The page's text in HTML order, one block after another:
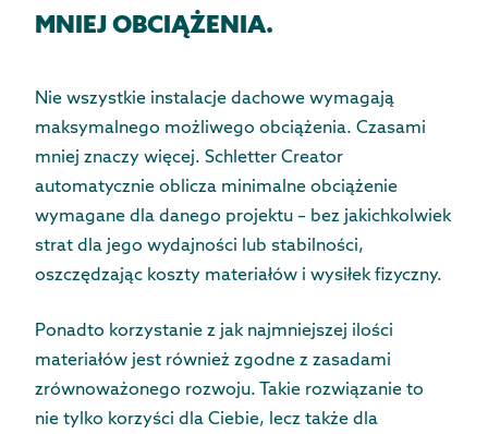
MNIEJ OBCIĄŻENIA.
Nie wszystkie instalacje dachowe wymagają
maksymalnego możliwego obciążenia. Czasami
mniej znaczy więcej. Schletter Creator
automatycznie oblicza minimalne obciążenie
wymagane dla danego projektu – bez jakichkolwiek
strat dla jego wydajności lub stabilności,
oszczędzając koszty materiałów i wysiłek fizyczny.
Ponadto korzystanie z jak najmniejszej ilości
materiałów jest również zgodne z zasadami
zrównoważonego rozwoju. Takie rozwiązanie to
nie tylko korzyści dla Ciebie, lecz także dla